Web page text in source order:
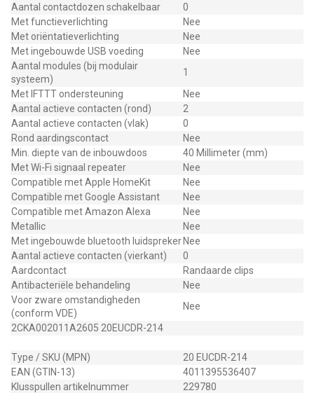
Aantal contactdozen schakelbaar
0
Met functieverlichting
Nee
Met oriëntatieverlichting
Nee
Met ingebouwde USB voeding
Nee
Aantal modules (bij modulair
systeem)
1
Met IFTTT ondersteuning
Nee
Aantal actieve contacten (rond)
2
Aantal actieve contacten (vlak)
0
Rond aardingscontact
Nee
Min. diepte van de inbouwdoos
40 Millimeter (mm)
Met Wi-Fi signaal repeater
Nee
Compatible met Apple HomeKit
Nee
Compatible met Google Assistant
Nee
Compatible met Amazon Alexa
Nee
Metallic
Nee
Met ingebouwde bluetooth luidspreker Nee
Aantal actieve contacten (vierkant)
0
Aardcontact
Randaarde clips
Antibacteriële behandeling
Nee
Voor zware omstandigheden
(conform VDE)
Nee
2CKA002011A2605 20EUCDR-214
Type / SKU (MPN)
20 EUCDR-214
EAN (GTIN-13)
4011395536407
Klusspullen artikelnummer
229780